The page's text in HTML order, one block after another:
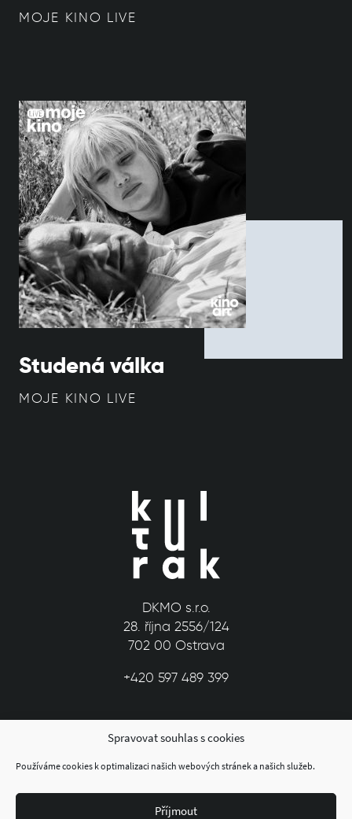
Spravovat souhlas s cookies
Používáme cookies k optimalizaci našich webových stránek a našich služeb.
Příjmout
MOJE KINO LIVE
Studená válka
MOJE KINO LIVE
DKMO s.r.o.
28. října 2556/124
702 00 Ostrava
+420 597 489 399